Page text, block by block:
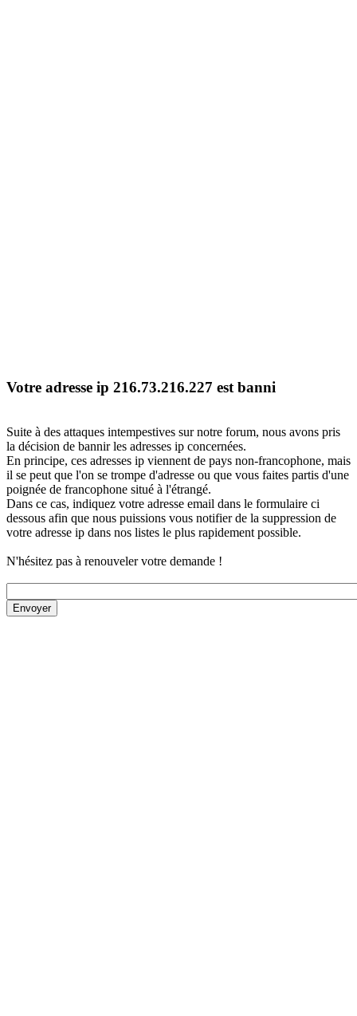
Votre adresse ip 216.73.216.227 est banni
Suite à des attaques intempestives sur notre forum, nous avons pris
la décision de bannir les adresses ip concernées.
En principe, ces adresses ip viennent de pays non-francophone, mais
il se peut que l'on se trompe d'adresse ou que vous faites partis d'une
poignée de francophone situé à l'étrangé.
Dans ce cas, indiquez votre adresse email dans le formulaire ci
dessous afin que nous puissions vous notifier de la suppression de
votre adresse ip dans nos listes le plus rapidement possible.
N'hésitez pas à renouveler votre demande !